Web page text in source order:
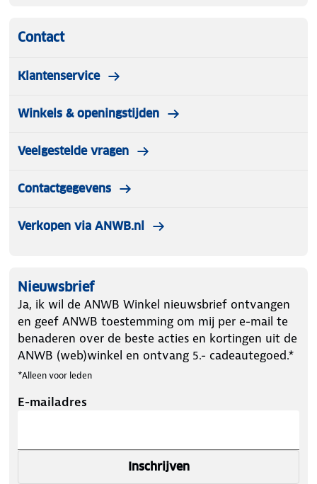
Contact
Klantenservice
Winkels & openingstijden
Veelgestelde vragen
Contactgegevens
Verkopen via ANWB.nl
Nieuwsbrief
Ja, ik wil de ANWB Winkel nieuwsbrief ontvangen
en geef ANWB toestemming om mij per e-mail te
benaderen over de beste acties en kortingen uit de
ANWB (web)winkel en ontvang 5.- cadeautegoed.*
*Alleen voor leden
E-mailadres
Inschrijven